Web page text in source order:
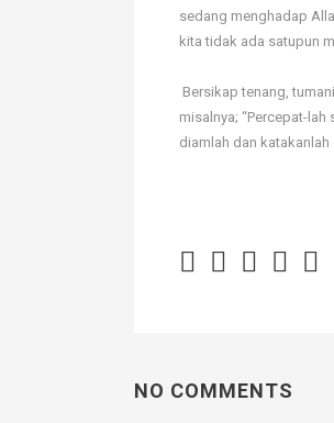
sedang menghadap
kita tidak ada satupun
 Bersikap tenang,
misalnya; “Percepat-
diamlah dan katakanlah
NO COMMENTS